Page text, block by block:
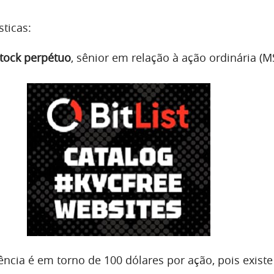
perpétuo, sênior em relação à ação ordinária
é em torno de 100 dólares por ação, pois